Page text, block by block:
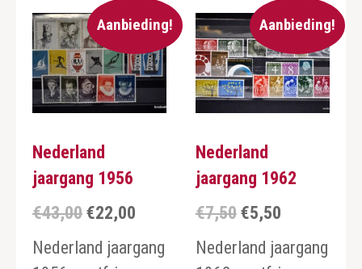
Aanbieding!
Nederland
jaargang 1956
€43,00 Oorspronkelijke
prijs
was:
€22,00
Nederland jaargang
Aanbieding!
Nederland
jaargang 1962
€7,50 Oorspronkelijke
prijs
was:
€5,50Huidige
is:
Nederland jaargang